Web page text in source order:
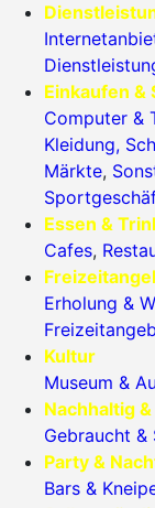
Einkaufen &
Computer &
Kleidung,
Märkte,
Essen &
Cafes,
Erholung &
Kultur
Museum &
Nachhaltig
Gebraucht &
Party &
Bars &